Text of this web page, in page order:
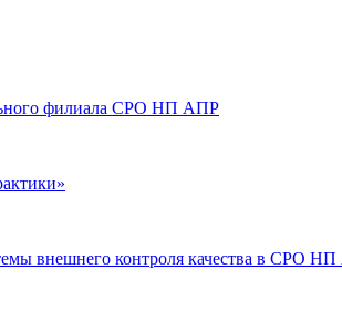
филиала СРО НП АПР
внешнего контроля качества в СРО